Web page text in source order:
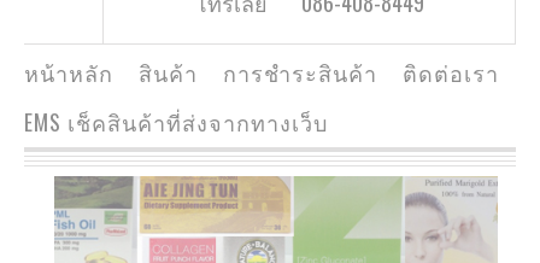
หน้าหลัก สินค้า การชำระสินค้า
ติดต่อเรา
EMS เช็คสินค้าที่ส่งจากทางเว็บ